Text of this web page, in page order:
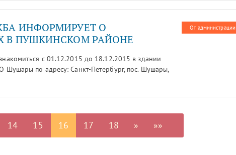
От администрации
ИНФОРМИРУЕТ О
В ПУШКИНСКОМ РАЙОНЕ
с 01.12.2015 до 18.12.2015 в здании
Шушары по адресу: Санкт-Петербург, пос. Шушары,
14 15 16 17 18 » »»